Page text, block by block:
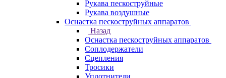
Рукава пескоструйные
Рукава воздушные
Оснастка пескоструйных аппаратов
Назад
Оснастка пескоструйных аппаратов
Соплодержатели
Сцепления
Тросики
Уплотнители